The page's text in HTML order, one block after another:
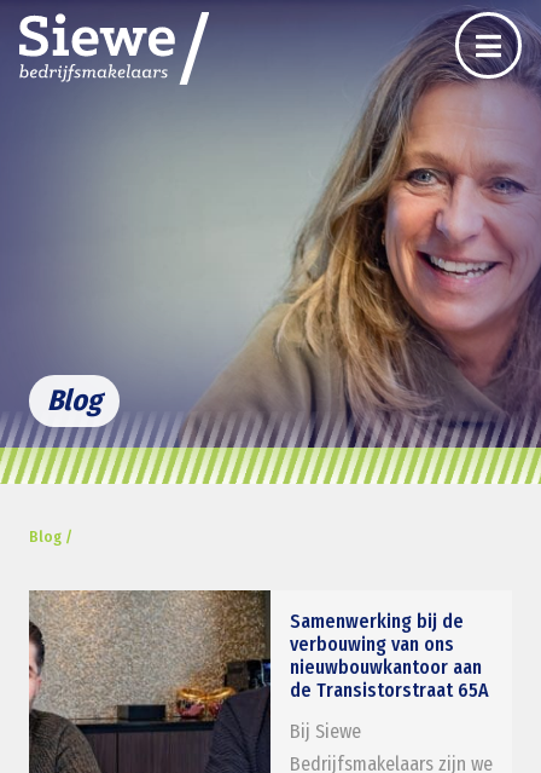
Blog
Blog /
Samenwerking bij de
verbouwing van ons
nieuwbouwkantoor aan
de Transistorstraat 65A
Bij Siewe
Bedrijfsmakelaars zijn we